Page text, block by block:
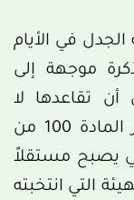
في الأيام
موجهة إلى
أن تقاعدها لا
يشكل سببًا لعائق دائم، كما تشير المادة 100 من
يصبح مستقلاً
التي انتخبته